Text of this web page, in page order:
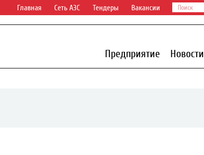
Главная Сеть АЗС Тендеры Вакансии
Предприятие Новости